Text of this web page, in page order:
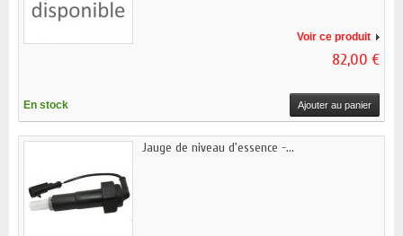
Voir ce produit
82,00 €
En stock Ajouter au panier
Jauge de niveau d'essence -...